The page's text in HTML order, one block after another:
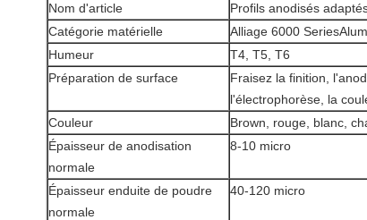
Nom d'article
Profils anodisés
Catégorie matérielle
Alliage 6000
Humeur
T4, T5, T6
Préparation de surface
Fraisez la finition,
l'électrophorèse, la
Couleur
Brown, rouge, blanc,
Épaisseur de anodisation
normale
8-10 micro
Épaisseur enduite de poudre
normale
40-120 micro